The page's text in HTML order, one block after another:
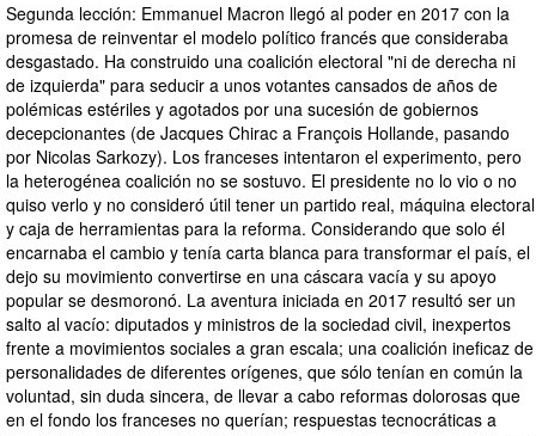
Segunda lección: Emmanuel Macron llegó al poder en 2017 con la
promesa de reinventar el modelo político francés que consideraba
desgastado. Ha construido una coalición electoral "ni de derecha ni
de izquierda" para seducir a unos votantes cansados de años de
polémicas estériles y agotados por una sucesión de gobiernos
decepcionantes (de Jacques Chirac a François Hollande, pasando
por Nicolas Sarkozy). Los franceses intentaron el experimento, pero
la heterogénea coalición no se sostuvo. El presidente no lo vio o no
quiso verlo y no consideró útil tener un partido real, máquina electoral
y caja de herramientas para la reforma. Considerando que solo él
encarnaba el cambio y tenía carta blanca para transformar el país, el
dejo su movimiento convertirse en una cáscara vacía y su apoyo
popular se desmoronó. La aventura iniciada en 2017 resultó ser un
salto al vacío: diputados y ministros de la sociedad civil, inexpertos
frente a movimientos sociales a gran escala; una coalición ineficaz de
personalidades de diferentes orígenes, que sólo tenían en común la
voluntad, sin duda sincera, de llevar a cabo reformas dolorosas que
en el fondo los franceses no querían; respuestas tecnocráticas a